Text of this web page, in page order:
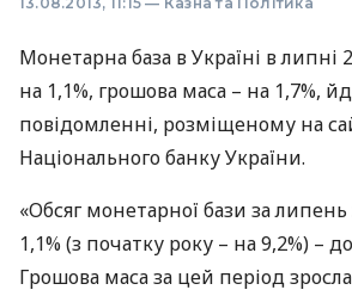
Монетарна база в Україні в липні
на 1,1%, грошова маса – на 1,7%,
повідомленні, розміщеному на
Національного банку України.
«Обсяг монетарної бази за
1,1% (з початку року – на 9,2%) –
Грошова маса за цей період